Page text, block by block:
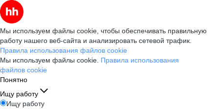
Мы используем файлы cookie, чтобы обеспечивать правильную
работу нашего веб-сайта и анализировать сетевой трафик.
Правила использования файлов cookie
Мы используем файлы cookie. Правила использования
файлов cookie
Понятно
Ищу работу
Ищу работу